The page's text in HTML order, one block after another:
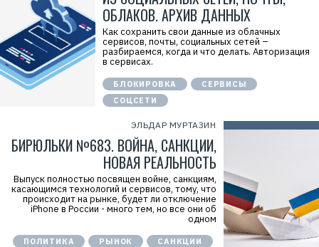
ОБЛАКОВ. АРХИВ ДАННЫХ
Как сохранить свои данные из облачных
сервисов, почты, социальных сетей –
разбираемся, когда и что делать. Авторизация
в сервисах.
БЛОКИРОВКА
СЕРВИСЫ
СОЦСЕТИ
ЭЛЬДАР МУРТАЗИН
БИРЮЛЬКИ №683. ВОЙНА, САНКЦИИ,
НОВАЯ РЕАЛЬНОСТЬ
Выпуск полностью посвящен войне, санкциям,
касающимся технологий и сервисов, тому, что
происходит на рынке, будет ли отключение
iPhone в России - много тем, но все они об
одном
ПОЛИТИКА РЫНОК
САНКЦИИ